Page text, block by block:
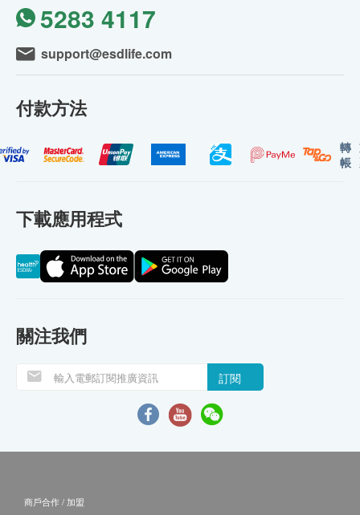
5283 4117
support@esdlife.com
付款方法
轉
帳
下載應用程式
關注我們
訂閱
商戶合作 / 加盟